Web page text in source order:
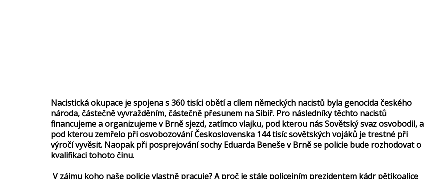
Nacistická okupace je spojena s 360 tisíci obětí a cílem německých nacistů byla genocida českého
národa, částečně vyvražděním, částečně přesunem na Sibiř. Pro následníky těchto nacistů
financujeme a organizujeme v Brně sjezd, zatímco vlajku, pod kterou nás Sovětský svaz osvobodil, a
pod kterou zemřelo při osvobozování Československa 144 tisíc sovětských vojáků je trestné při
výročí vyvěsit. Naopak při posprejování sochy Eduarda Beneše v Brně se policie bude rozhodovat o
kvalifikaci tohoto činu.
V zájmu koho naše policie vlastně pracuje? A proč je stále policejním prezidentem kádr pětikoalice